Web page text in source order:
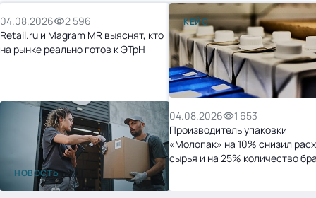
НОВОСТЬ
04.08.2026
2 596
Retail.ru и Magram MR выяснят, кто
на рынке реально готов к ЭТрН
КЕЙС
04.08.2026
1 653
Производитель упаковки
«Молопак» на 10% снизил
сырья и на 25% количество